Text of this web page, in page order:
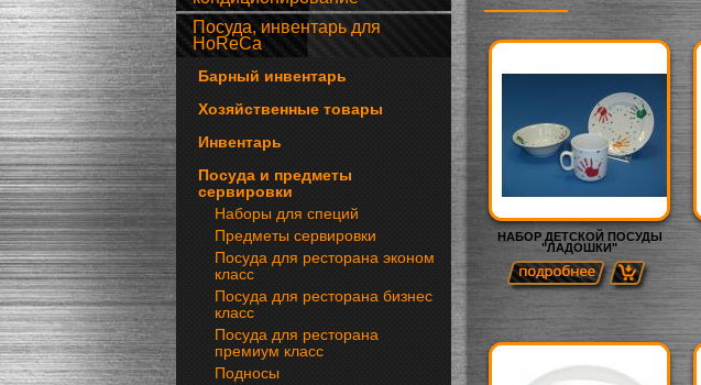
Посуда, инвентарь для
HoReCa
Барный инвентарь
Хозяйственные товары
Инвентарь
Посуда и предметы
сервировки
Наборы для специй
Предметы сервировки
Посуда для ресторана эконом
класс
Посуда для ресторана бизнес
класс
Посуда для ресторана
премиум класс
Подносы
НАБОР ДЕТСКОЙ ПОСУДЫ
"ЛАДОШКИ"